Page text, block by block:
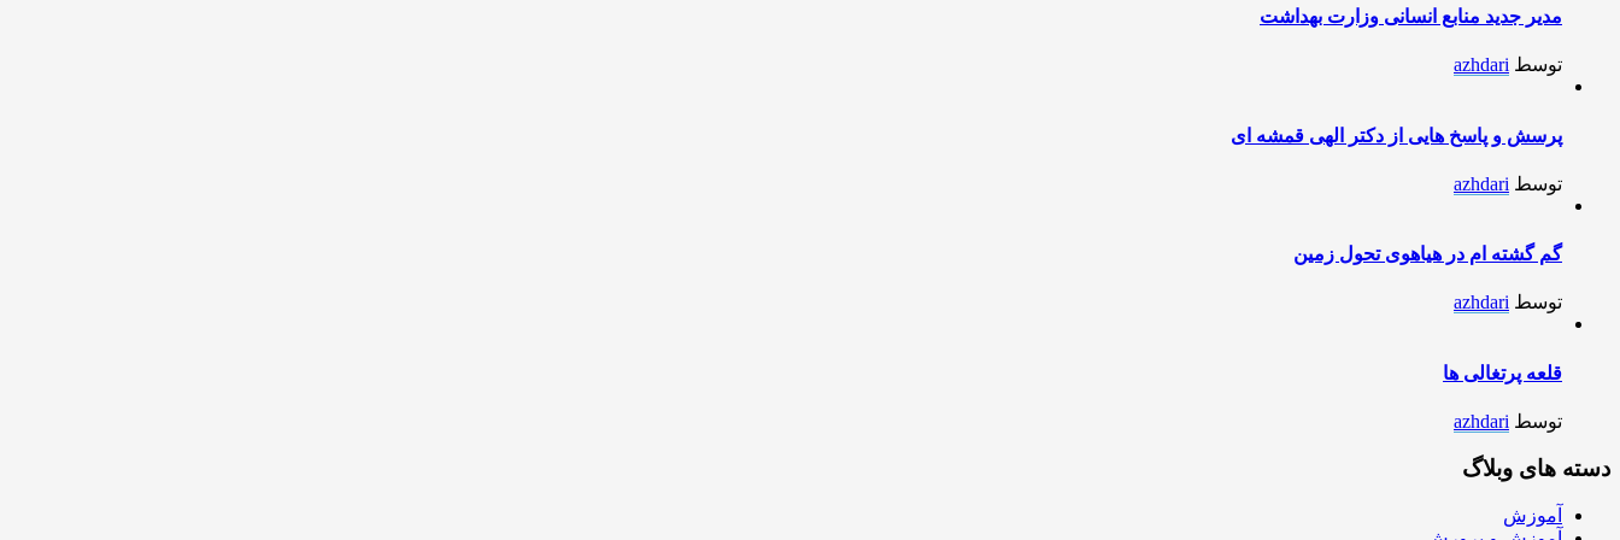
مدیر جدید منابع انسانی وزارت بهداشت
توسط azhdari
پرسش و پاسخ هایی از دکتر الهی قمشه ای
توسط azhdari
گم گشته ام در هیاهوی تحول زمین
توسط azhdari
قلعه پرتغالی ها
توسط azhdari
دسته های وبلاگ
آموزش